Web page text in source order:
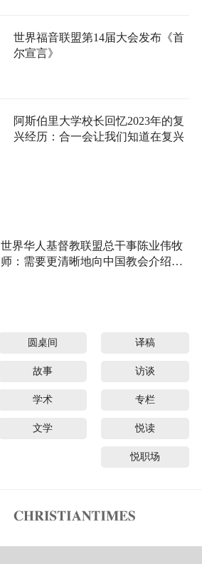
世界福音联盟第14届大会发布《首
尔宣言》
阿斯伯里大学校长回忆2023年的复
兴经历：合一会让我们知道在复兴
世界华人基督教联盟总干事陈业伟牧
师：需要更清晰地向中国教会介绍福
圆桌间 译稿
故事 访谈
学术 专栏
文学 悦读
悦职场